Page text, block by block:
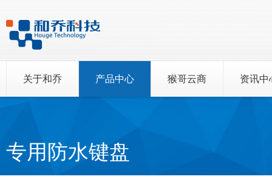
关于和乔 产品中心 猴哥云商 资讯中
专用防水键盘